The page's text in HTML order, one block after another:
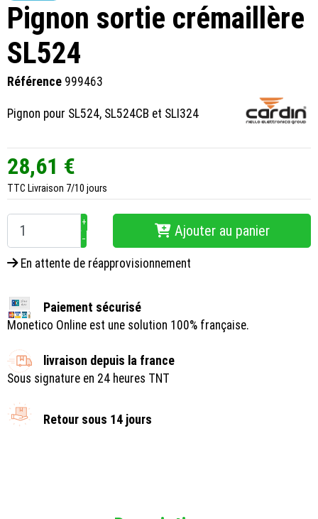
Pignon sortie crémaillère
SL524
Référence 999463
Pignon pour SL524, SL524CB et SLI324
28,61 €
TTC Livraison 7/10 jours
+
−
Ajouter au panier
En attente de réapprovisionnement
Paiement sécurisé
Monetico Online est une solution 100% française.
livraison depuis la france
Sous signature en 24 heures TNT
Retour sous 14 jours